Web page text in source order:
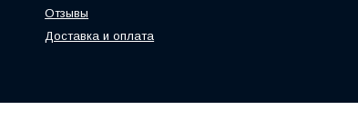
Отзывы
Доставка и оплата